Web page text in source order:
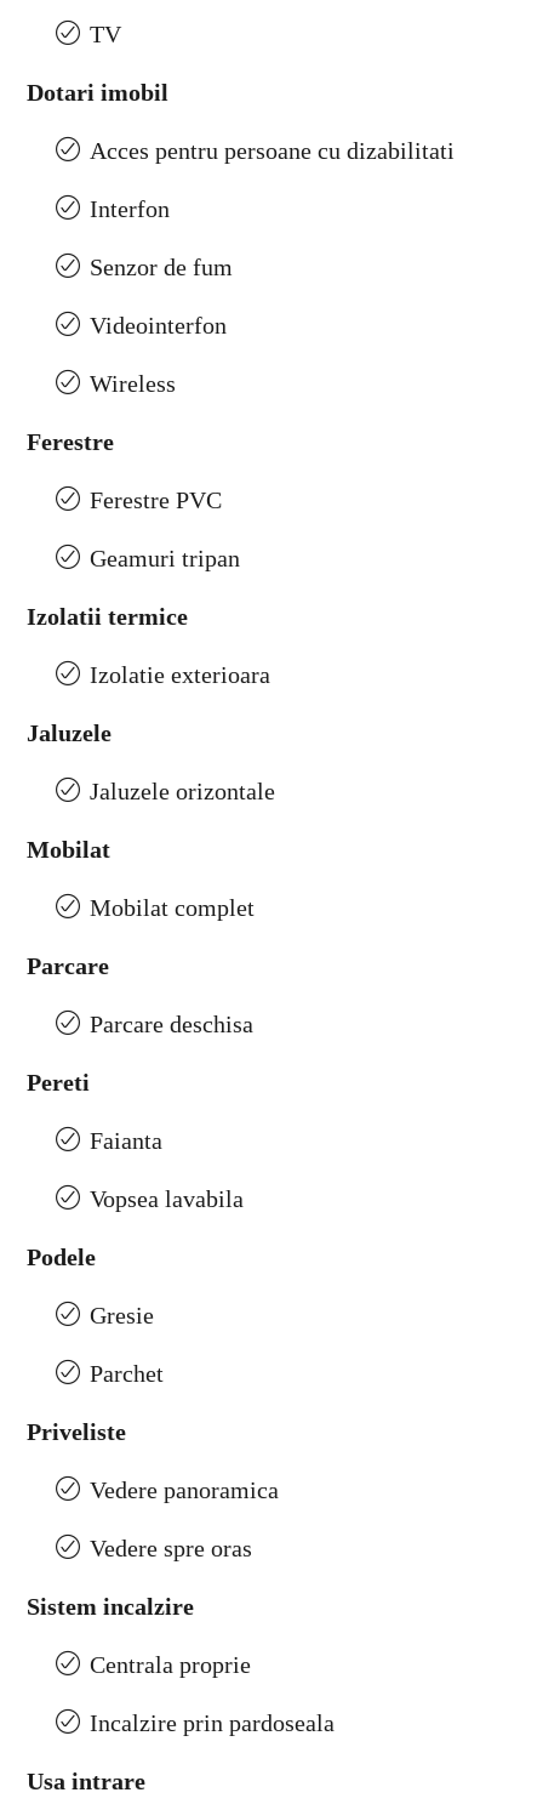
TV
Dotari imobil
Acces pentru persoane cu dizabilitati
Interfon
Senzor de fum
Videointerfon
Wireless
Ferestre
Ferestre PVC
Geamuri tripan
Izolatii termice
Izolatie exterioara
Jaluzele
Jaluzele orizontale
Mobilat
Mobilat complet
Parcare
Parcare deschisa
Pereti
Faianta
Vopsea lavabila
Podele
Gresie
Parchet
Priveliste
Vedere panoramica
Vedere spre oras
Sistem incalzire
Centrala proprie
Incalzire prin pardoseala
Usa intrare